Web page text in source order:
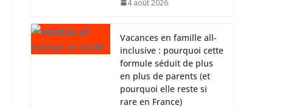
4 août 2026
Vacances en famille all-
inclusive : pourquoi cette
formule séduit de plus
en plus de parents (et
pourquoi elle reste si
rare en France)